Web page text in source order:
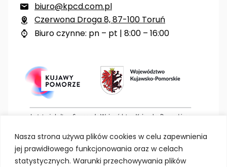
Nasza strona używa plików cookies w celu zapewnienia
jej prawidłowego funkcjonowania oraz w celach
statystycznych. Warunki przechowywania plików
 biuro@kpcd.com.pl
 Czerwona Droga 8, 87-100 Toruń
 Biuro czynne: pn – pt | 8:00 – 16:00